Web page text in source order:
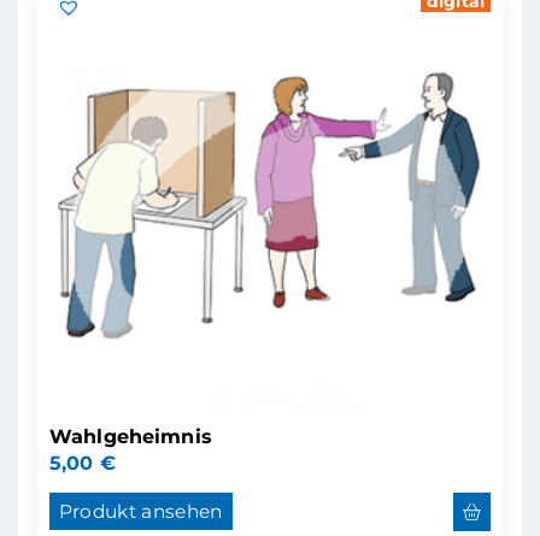
Wahlgeheimnis
5,00 €
Produkt ansehen